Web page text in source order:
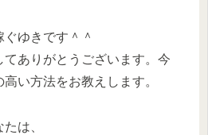
ゆきです＾＾
ありがとうございます。今
い方法をお教えします。
は、